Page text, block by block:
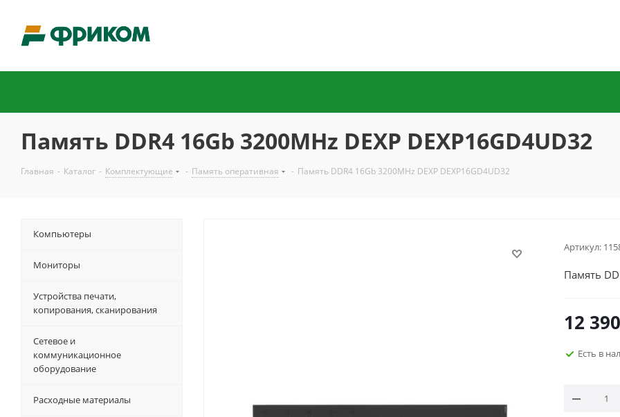
Память DDR4 16Gb 3200MHz DEXP DEXP16GD4UD32
Главная - Каталог - Комплектующие - Память оперативная - Память DDR4 16Gb 3200MHz DEXP DEXP16GD4UD32
Артикул:
Память
12 390
Есть в
Компьютеры
Мониторы
Устройства печати,
копирования, сканирования
Сетевое и
коммуникационное
оборудование
Расходные материалы